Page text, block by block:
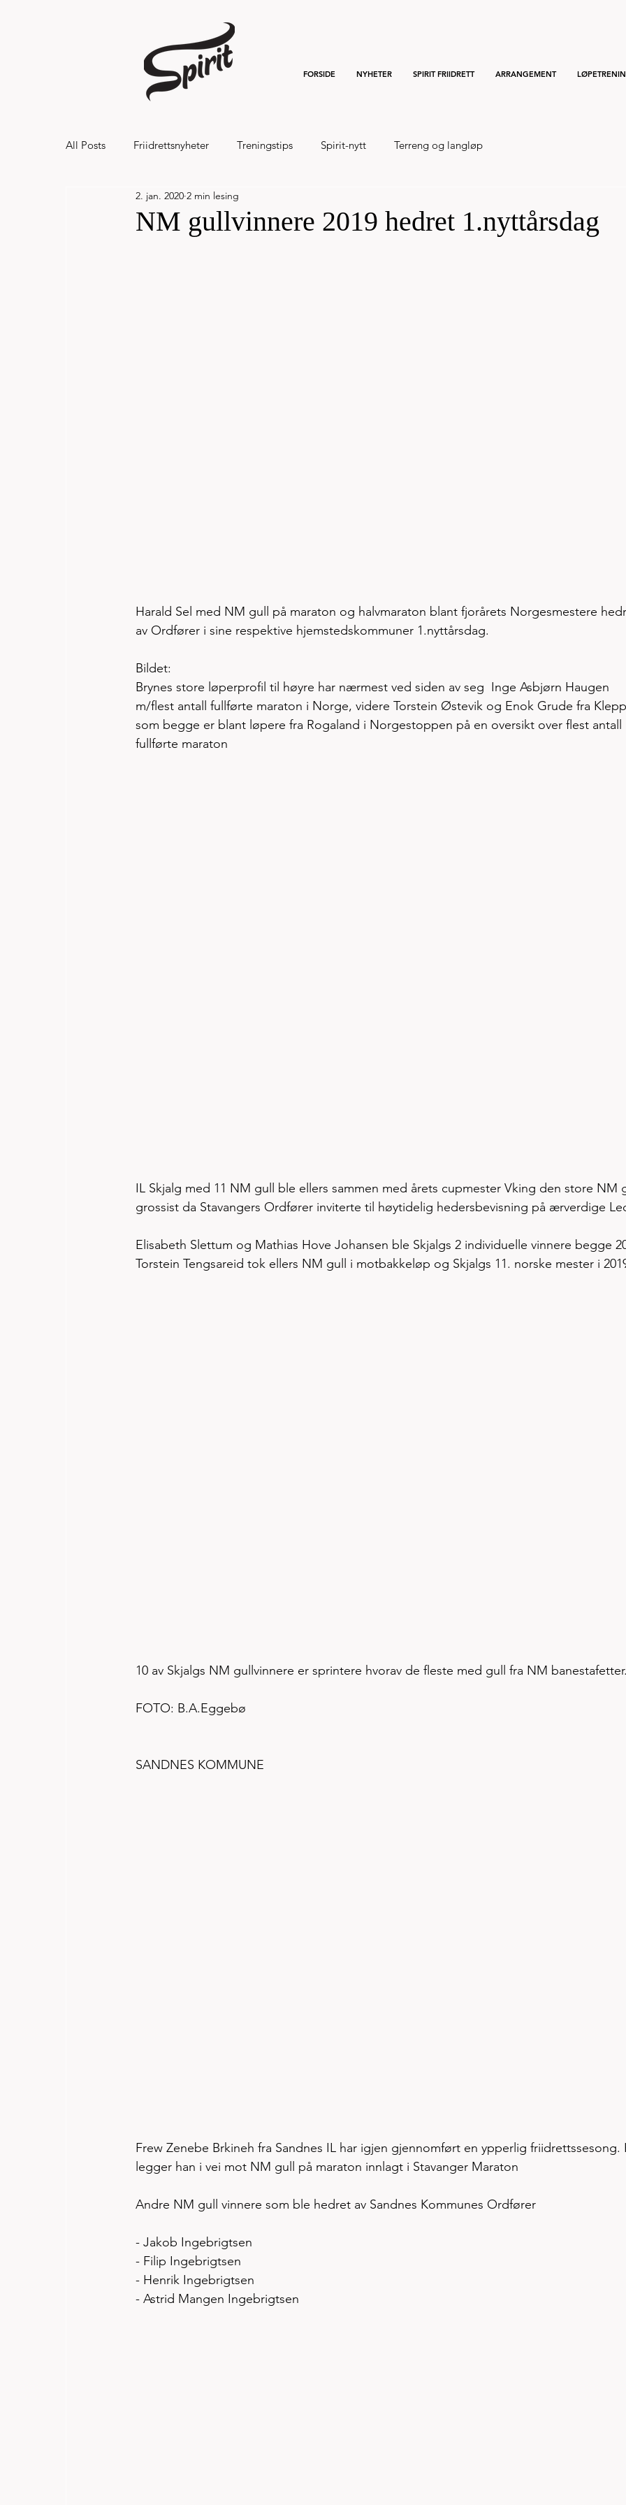
FORSIDE NYHETER SPIRIT FRIIDRETT ARRANGEMENT
All Posts Friidrettsnyheter Treningstips Spirit-nytt Terreng og langløp
Hålandsvannet halvmaraton og 7km 20
NM gullvinnere 2019 hedret 1.nyttårsdag
2. jan. 2020 2 min lesing
Harald Sel med NM gull på maraton og halvmaraton blant fjorårets Norgesmestere
av Ordfører i sine respektive hjemstedskommuner 1.nyttårsdag.
Bildet:
Brynes store løperprofil til høyre har nærmest ved siden av seg  Inge Asbjørn Haugen
m/flest antall fullførte maraton i Norge, videre Torstein Østevik og Enok Grude fra
som begge er blant løpere fra Rogaland i Norgestoppen på en oversikt over flest antall
fullførte maraton
IL Skjalg med 11 NM gull ble ellers sammen med årets cupmester Vking den store NM
grossist da Stavangers Ordfører inviterte til høytidelig hedersbevisning på ærverdige
Elisabeth Slettum og Mathias Hove Johansen ble Skjalgs 2 individuelle vinnere begge
Torstein Tengsareid tok ellers NM gull i motbakkeløp og Skjalgs 11. norske mester i
10 av Skjalgs NM gullvinnere er sprintere hvorav de fleste med gull fra NM
FOTO: B.A.Eggebø
SANDNES KOMMUNE
Frew Zenebe Brkineh fra Sandnes IL har igjen gjennomført en ypperlig
legger han i vei mot NM gull på maraton innlagt i Stavanger Maraton
Andre NM gull vinnere som ble hedret av Sandnes Kommunes Ordfører
- Jakob Ingebrigtsen
- Filip Ingebrigtsen
- Henrik Ingebrigtsen
- Astrid Mangen Ingebrigtsen